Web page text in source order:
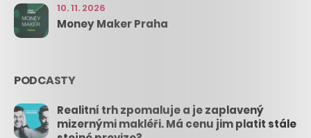
10. 11. 2026
Money Maker Praha
PODCASTY
Realitní trh zpomaluje a je zaplavený
mizernými makléři. Má cenu jim platit stále